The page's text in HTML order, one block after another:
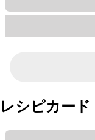
レシピカード